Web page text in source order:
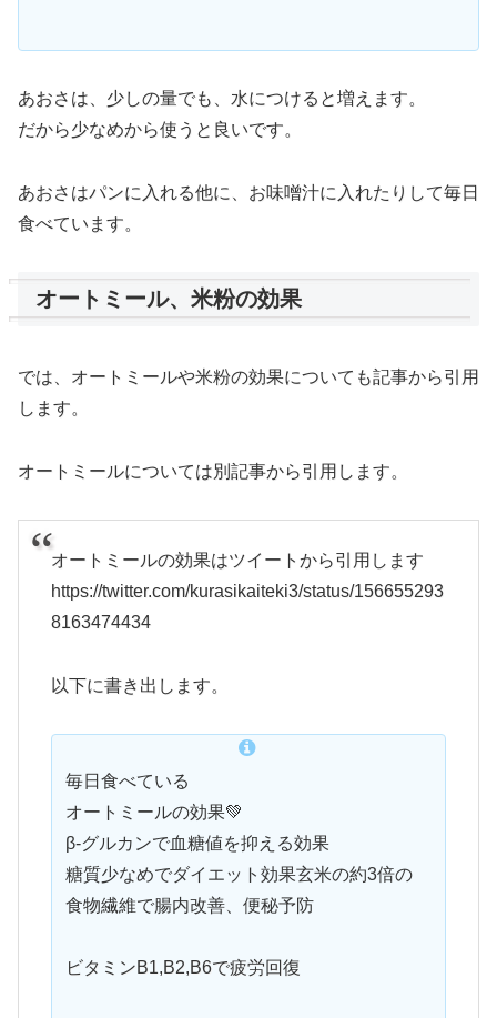
あおさは、少しの量でも、水につけると増えます。
だから少なめから使うと良いです。
あおさはパンに入れる他に、お味噌汁に入れたりして毎日
食べています。
オートミール、米粉の効果
では、オートミールや米粉の効果についても記事から引用
します。
オートミールについては別記事から引用します。
オートミールの効果はツイートから引用します
https://twitter.com/kurasikaiteki3/status/156655293
8163474434
以下に書き出します。
毎日食べている
オートミールの効果💚
β-グルカンで血糖値を抑える効果
糖質少なめでダイエット効果玄米の約3倍の
食物繊維で腸内改善、便秘予防
ビタミンB1,B2,B6で疲労回復